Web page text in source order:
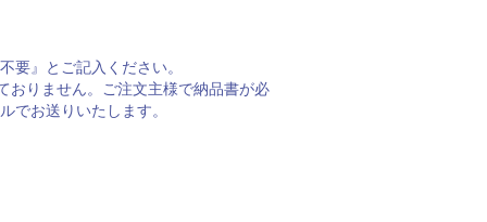
要』とご記入ください。
りません。ご注文主様で納品書が必
でお送りいたします。